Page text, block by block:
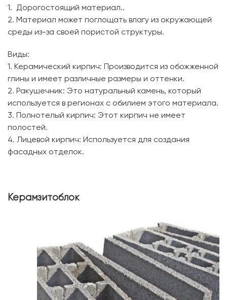
1. Дорогостоящий материал..
2. Материал может поглощать влагу из окружающей
среды из-за своей пористой структуры.
Виды:
1. Керамический кирпич: Производится из обожженной
глины и имеет различные размеры и оттенки.
2. Ракушечник: Это натуральный камень, который
используется в регионах с обилием этого материала.
3. Полнотелый кирпич: Этот кирпич не имеет
полостей.
4. Лицевой кирпич: Используется для создания
фасадных отделок.
Керамзитоблок